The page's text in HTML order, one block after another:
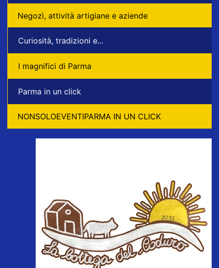
Negozì, attività artigiane e aziende
Curiosità, tradizioni e...
I magnifici di Parma
Parma in un click
NONSOLOEVENTIPARMA IN UN CLICK